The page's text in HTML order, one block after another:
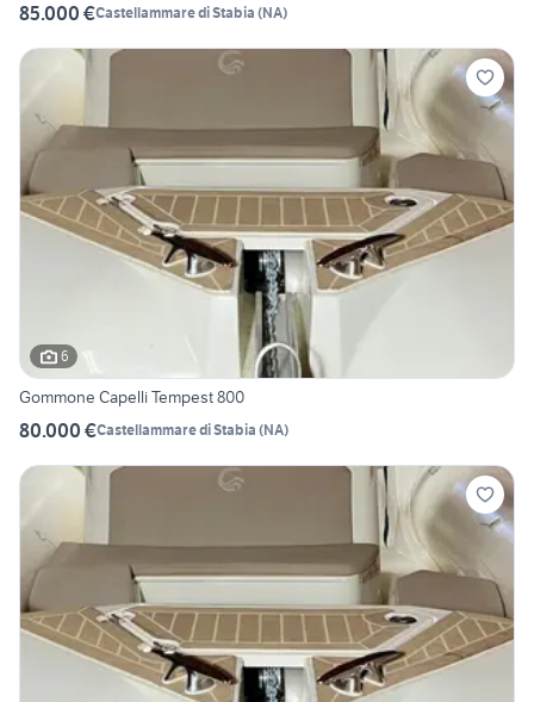
85.000 €Castellammare di Stabia (NA)
6
Gommone Capelli Tempest 800
80.000 €Castellammare di Stabia (NA)